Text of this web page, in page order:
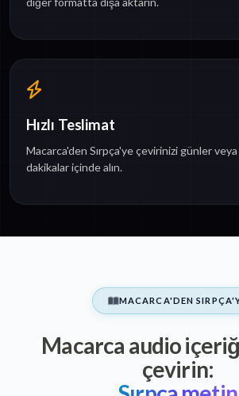
Hızlı Teslimat
Macarca'den Sırpça'ye çevirinizi günler
dakikalar içinde alın.
MACARCA'DEN
Macarca audio
çevirin: